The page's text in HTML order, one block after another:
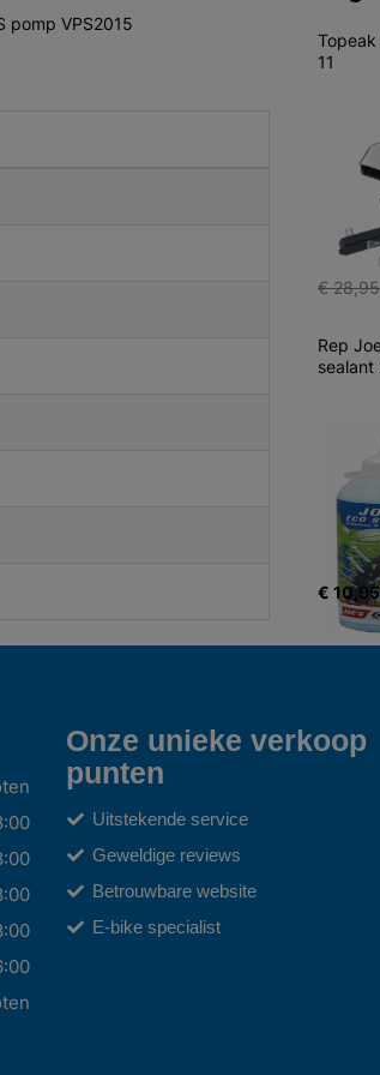
pomp VPS2015
11
€ 28,95
Rep
sealant
€ 10,95
Onze unieke verkoop
punten
Uitstekende service
Geweldige reviews
Betrouwbare website
E-bike specialist